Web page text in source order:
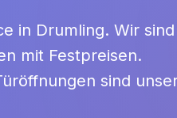
in Drumling. Wir
mit Festpreisen.
sind